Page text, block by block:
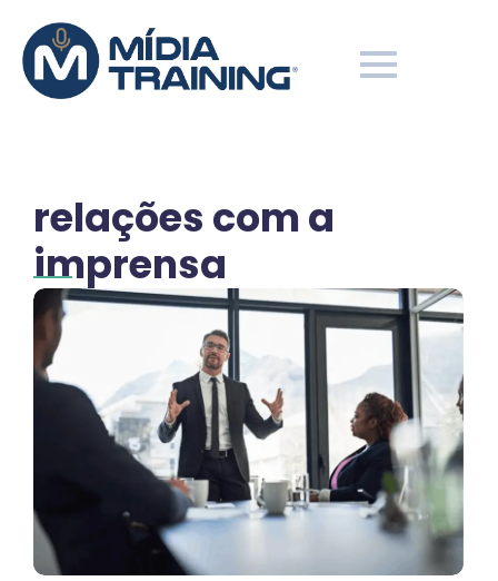
relações com a
imprensa